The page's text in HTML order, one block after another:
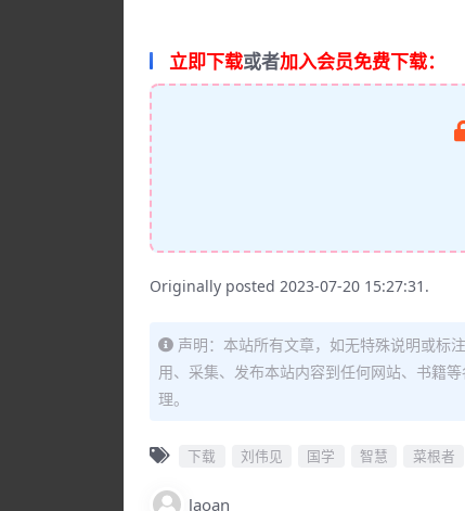
立即下载或者加入会员免费下载：
Originally posted 2023-07-20 15:27:31.
声明：本站所有文章，如无特殊说明或标
用、采集、发布本站内容到任何网站、书籍
理。
下载 刘伟见 国学 智慧 菜根者
laoan